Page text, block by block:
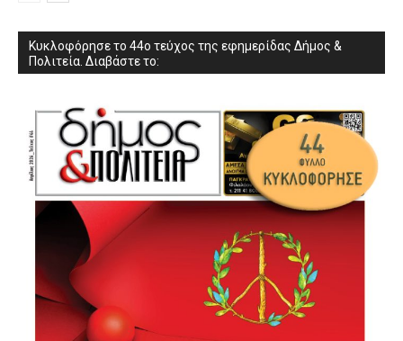
Κυκλοφόρησε το 44ο τεύχος της εφημερίδας Δήμος &
Πολιτεία. Διαβάστε το: